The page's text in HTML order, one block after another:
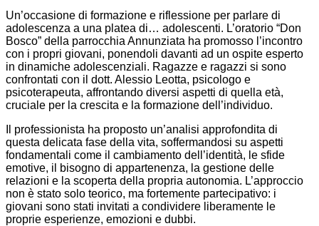
Un’occasione di formazione e riflessione per parlare di
adolescenza a una platea di… adolescenti. L’oratorio “Don
Bosco” della parrocchia Annunziata ha promosso l’incontro
con i propri giovani, ponendoli davanti ad un ospite esperto
in dinamiche adolescenziali. Ragazze e ragazzi si sono
confrontati con il dott. Alessio Leotta, psicologo e
psicoterapeuta, affrontando diversi aspetti di quella età,
cruciale per la crescita e la formazione dell’individuo.
Il professionista ha proposto un’analisi approfondita di
questa delicata fase della vita, soffermandosi su aspetti
fondamentali come il cambiamento dell’identità, le sfide
emotive, il bisogno di appartenenza, la gestione delle
relazioni e la scoperta della propria autonomia. L’approccio
non è stato solo teorico, ma fortemente partecipativo: i
giovani sono stati invitati a condividere liberamente le
proprie esperienze, emozioni e dubbi.